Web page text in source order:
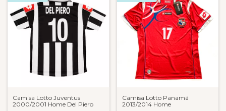
Camisa Lotto Juventus
2000/2001 Home Del Piero
Camisa Lotto Panamá
2013/2014 Home